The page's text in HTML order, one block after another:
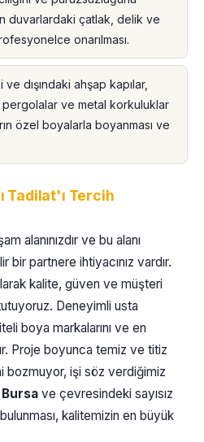
duvarlardaki çatlak, delik ve
onarılması.
dışındaki ahşap kapılar,
ve metal korkuluklar
özel boyalarla boyanması ve
Tadilat'ı Tercih
alanınızdır ve bu alanı
partnere ihtiyacınız vardır.
kalite, güven ve müşteri
Deneyimli usta
boya markalarını ve en
Proje boyunca temiz ve titiz
bozmuyor, işi söz verdiğimiz
Bursa ve çevresindeki sayısız
kalitemizin en büyük